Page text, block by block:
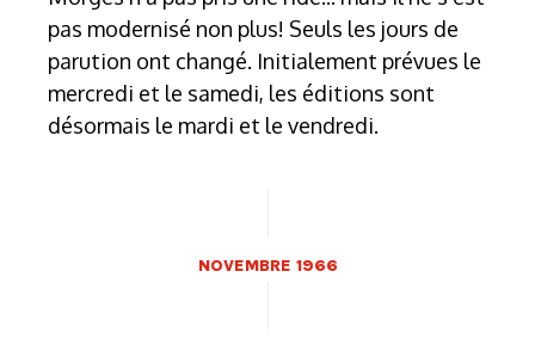
pas modernisé non plus! Seuls les jours de
parution ont changé. Initialement prévues le
mercredi et le samedi, les éditions sont
désormais le mardi et le vendredi.
NOVEMBRE 1966